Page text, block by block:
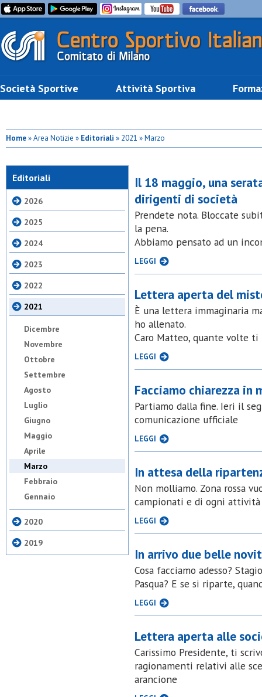
Società Sportive Attività Sportiva
Home» Area Notizie » Editoriali » 2021 » Marzo
Editoriali
2026
2025
2024
2023
2022
2021
Dicembre
Novembre
Ottobre
Settembre
Agosto
Luglio
Giugno
Maggio
Aprile
Marzo
Febbraio
Gennaio
2020
2019
Il 18 maggio, una
dirigenti di società
Prendete nota. Bloccate
la pena.
Abbiamo pensato ad un
LEGGI
Lettera aperta del
È una lettera immaginaria
ho allenato.
Caro Matteo, quante volte ti
LEGGI
Facciamo chiarezza in
Partiamo dalla fine. Ieri il
comunicazione ufficiale
LEGGI
In attesa della
Non molliamo. Zona rossa
campionati e di ogni
LEGGI
In arrivo due belle
Cosa facciamo adesso?
Pasqua? E se si riparte,
LEGGI
Lettera aperta alle
Carissimo Presidente, ti
ragionamenti relativi alle
arancione